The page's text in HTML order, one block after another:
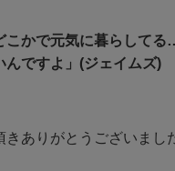
こかで元気に暮らして
んですよ」(ジェイムズ)
ありがとうございまし